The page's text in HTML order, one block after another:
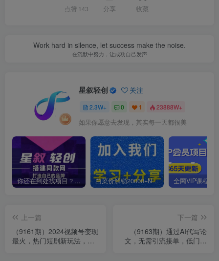
点赞 143 分享 收藏
Work hard in silence, let success make the noise.
在沉默中努力，让成功自己发声
星叙轻创 关注
2.3W+ 0 1 23888W+
如果你愿意去发现，其实每一天都很美
你还在到处找项目？还在当韭菜？我靠卖项目一个月收入5万+，曾经我也是个失败者。 白菜价解锁20000+N个赚钱机会，加入星叙轻创会员，全站资源免费学习。
上一篇
（9161期）2024视频号变现
最火，热门短剧新玩法，每
下一篇
（9163期）通过AI代写论
文，无需引流接单，低门槛